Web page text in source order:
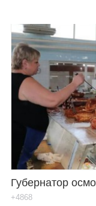
Губернатор
+4868